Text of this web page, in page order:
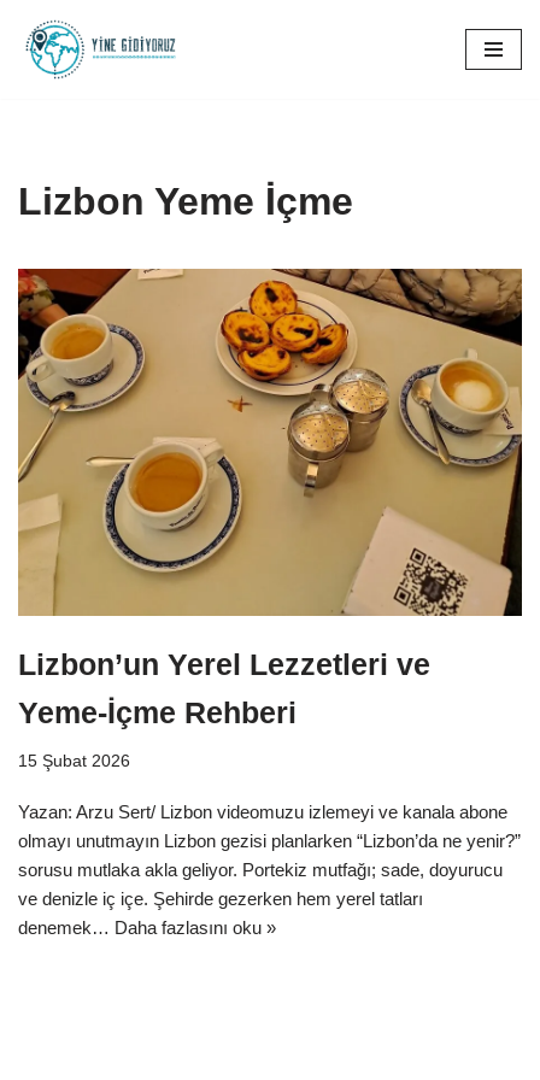
İçeriğe
Lizbon Yeme İçme
Lizbon’un Yerel Lezzetleri ve
Yeme-İçme Rehberi
15 Şubat 2026
Yazan: Arzu Sert/ Lizbon videomuzu izlemeyi ve kanala abone
olmayı unutmayın Lizbon gezisi planlarken “Lizbon’da ne yenir?”
sorusu mutlaka akla geliyor. Portekiz mutfağı; sade, doyurucu
ve denizle iç içe. Şehirde gezerken hem yerel tatları
denemek… Daha fazlasını oku »